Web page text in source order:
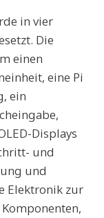
in vier
Die
einen
eine Pi
ein
Displays
und
und
Elektronik zur